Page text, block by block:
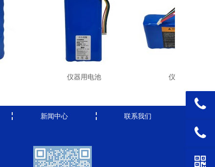
仪器用电池 仪器用电池
新闻中心 联系我们